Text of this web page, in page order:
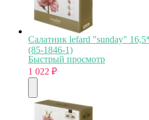
Салатник lefard "sunday"
(85-1846-1)
Быстрый просмотр
1 022 ₽